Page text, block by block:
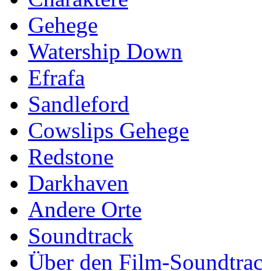
Gehege
Watership Down
Efrafa
Sandleford
Cowslips Gehege
Redstone
Darkhaven
Andere Orte
Soundtrack
Über den Film-